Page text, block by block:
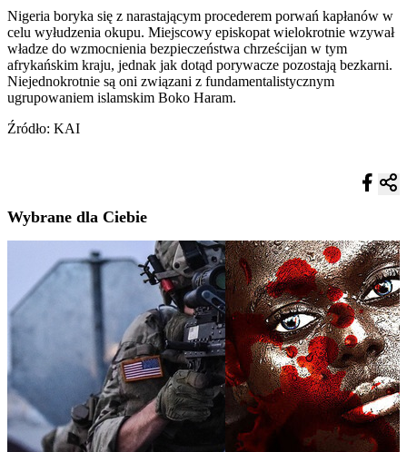
Nigeria boryka się z narastającym procederem porwań kapłanów w
celu wyłudzenia okupu. Miejscowy episkopat wielokrotnie wzywał
władze do wzmocnienia bezpieczeństwa chrześcijan w tym
afrykańskim kraju, jednak jak dotąd porywacze pozostają bezkarni.
Niejednokrotnie są oni związani z fundamentalistycznym
ugrupowaniem islamskim Boko Haram.
Źródło: KAI
Wybrane dla Ciebie